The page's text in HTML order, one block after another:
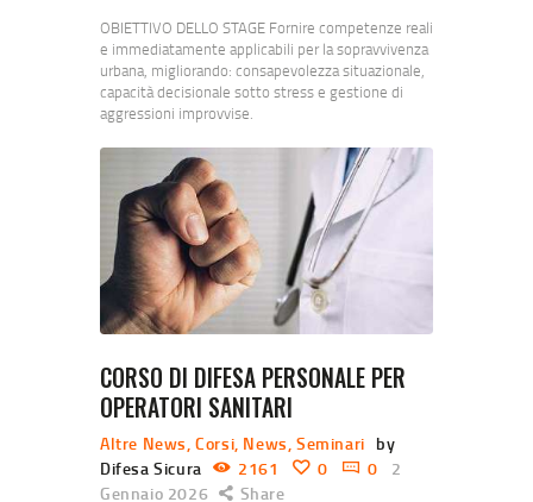
OBIETTIVO DELLO STAGE Fornire competenze reali
e immediatamente applicabili per la sopravvivenza
urbana, migliorando: consapevolezza situazionale,
capacità decisionale sotto stress e gestione di
aggressioni improvvise.
CORSO DI DIFESA PERSONALE PER
OPERATORI SANITARI
Altre News ,Corsi News ,Seminari by
Difesa Sicura
2161 0 0
2
Gennaio 2026
Share